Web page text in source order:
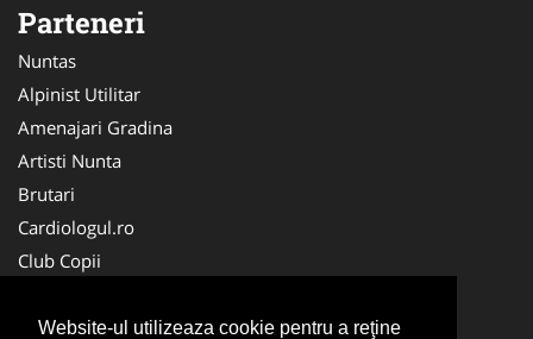
Website-ul utilizeaza cookie pentru a reţine
Parteneri
Nuntas
Alpinist Utilitar
Amenajari Gradina
Artisti Nunta
Brutari
Cardiologul.ro
Club Copii
Ambalaje Romania